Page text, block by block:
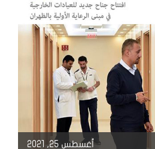
بفايروس
كورونا
المستجد
مستشفى
جون
هوبكنز
أغسطس 25, 2021